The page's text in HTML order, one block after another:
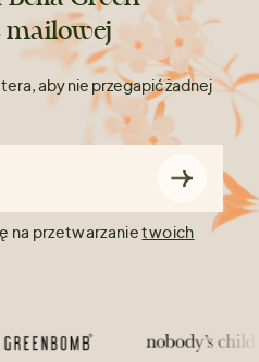
mailowej
aby nie przegapić żadnej
na przetwarzanietwoich